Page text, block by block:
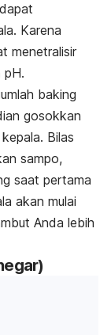
Karena
menetralisir
pH.
baking
gosokkan
Bilas
sampo,
saat pertama
akan mulai
Anda lebih
)